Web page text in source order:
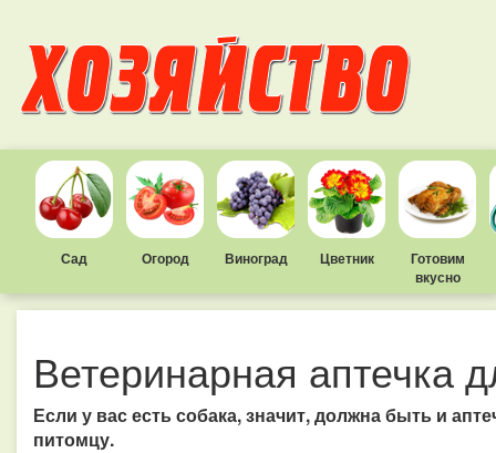
Сад Огород Виноград Цветник
Готовим
вкусно
Ветеринарная аптечка
Если у вас есть собака, значит, должна быть и
питомцу.